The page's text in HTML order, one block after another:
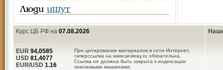
Люди ищут
Курс ЦБ РФ на 07.08.2026
При цитировании материалов в сети Интернет,
гиперссылка на www.sevkray.ru обязательна.
Ссылка не должна быть закрыта к индексации
поисковыми машинами.
EUR 94,0585
USD 81,4077
EUR/USD 1.16